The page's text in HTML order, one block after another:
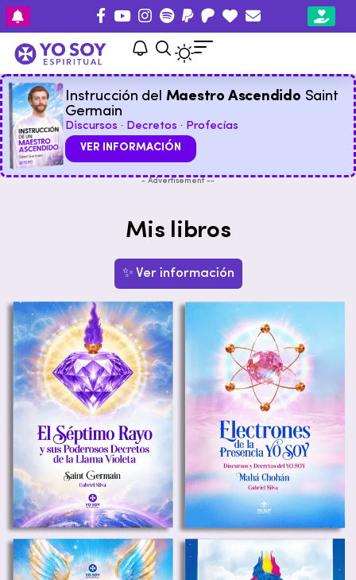
Instrucción del Maestro Ascendido Saint
Germain
Discursos · Decretos · Profecías
VER INFORMACIÓN
- Advertisement --
Mis libros
✨ Ver información